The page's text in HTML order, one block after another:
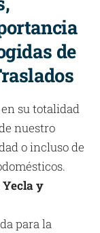
de
su totalidad
nuestro
o incluso de
y
para la